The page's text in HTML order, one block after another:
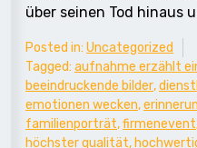
über seinen Tod hinaus
Posted in: Uncategorized
Tagged: aufnahme erzählt
beeindruckende bilder,
emotionen wecken,
familienporträt,firmenevent
höchster qualität,